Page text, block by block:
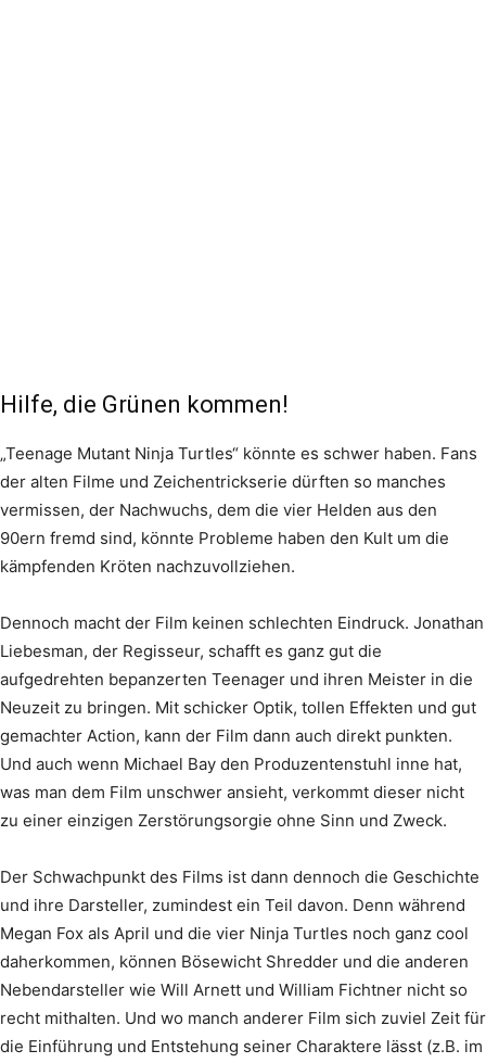
Hilfe, die Grünen kommen!
„Teenage Mutant Ninja Turtles“ könnte es schwer haben. Fans
der alten Filme und Zeichentrickserie dürften so manches
vermissen, der Nachwuchs, dem die vier Helden aus den
90ern fremd sind, könnte Probleme haben den Kult um die
kämpfenden Kröten nachzuvollziehen.
Dennoch macht der Film keinen schlechten Eindruck. Jonathan
Liebesman, der Regisseur, schafft es ganz gut die
aufgedrehten bepanzerten Teenager und ihren Meister in die
Neuzeit zu bringen. Mit schicker Optik, tollen Effekten und gut
gemachter Action, kann der Film dann auch direkt punkten.
Und auch wenn Michael Bay den Produzentenstuhl inne hat,
was man dem Film unschwer ansieht, verkommt dieser nicht
zu einer einzigen Zerstörungsorgie ohne Sinn und Zweck.
Der Schwachpunkt des Films ist dann dennoch die Geschichte
und ihre Darsteller, zumindest ein Teil davon. Denn während
Megan Fox als April und die vier Ninja Turtles noch ganz cool
daherkommen, können Bösewicht Shredder und die anderen
Nebendarsteller wie Will Arnett und William Fichtner nicht so
recht mithalten. Und wo manch anderer Film sich zuviel Zeit für
die Einführung und Entstehung seiner Charaktere lässt (z.B. im